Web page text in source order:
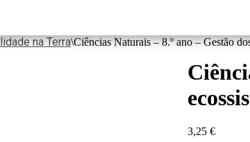
na Terra\Ciências Naturais – 8.º ano – Gestão
3,25 €